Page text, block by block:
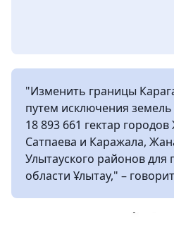
"Изменить границы
путем исключения
18 893 661 гектар городов
Сатпаева и Каражала,
Улытауского районов для
области Ұлытау," –